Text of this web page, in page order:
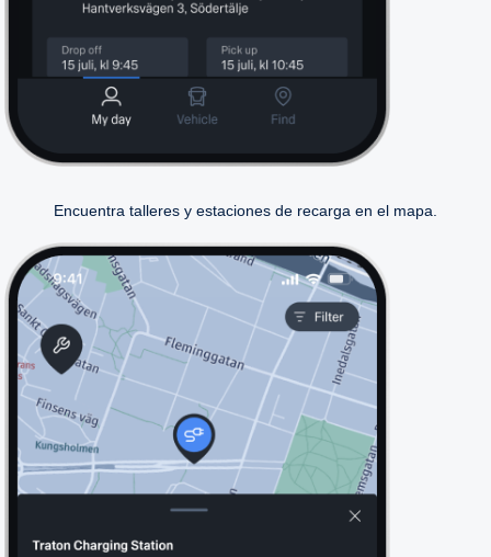
Encuentra talleres y estaciones de recarga en el mapa.